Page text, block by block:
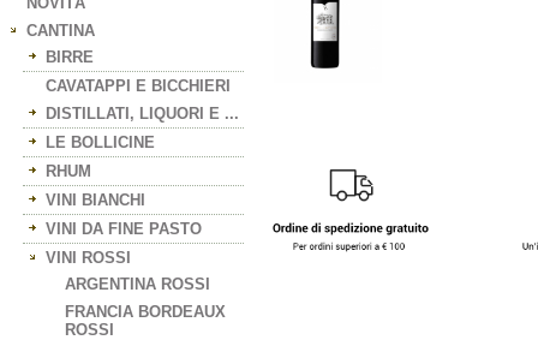
CANTINA
BIRRE
CAVATAPPI E BICCHIERI
DISTILLATI, LIQUORI E ...
LE BOLLICINE
RHUM
VINI BIANCHI
VINI DA FINE PASTO
VINI ROSSI
ARGENTINA ROSSI
FRANCIA BORDEAUX
ROSSI